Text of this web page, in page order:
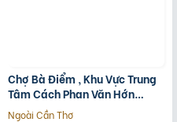
Chợ Bà Điểm , Khu Vực Trung
Tâm Cách Phan Văn Hớn
100m
Ngoài Cần Thơ